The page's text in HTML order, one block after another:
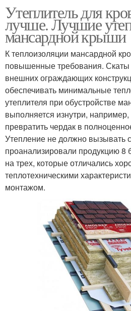
Утеплитель для
лучше. Лучшие
мансардной крыши
К теплоизоляции мансардной
повышенные требования. Скаты
внешних ограждающих
обеспечивать минимальные
утеплителя при обустройстве
выполняется изнутри,
превратить чердак в
Утепление не должно вызывать
проанализировали продукцию 8
на трех, которые отличались
теплотехническими
монтажом.